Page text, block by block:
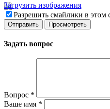
Загрузить изображения
Разрешить смайлики в этом
Задать вопрос
Вопрос *
Ваше имя *